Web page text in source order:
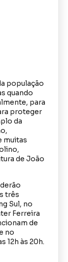
população
quando
para
proteger
da
muitas
de João
três
Sul, no
Ferreira
de
no
12h às 20h.